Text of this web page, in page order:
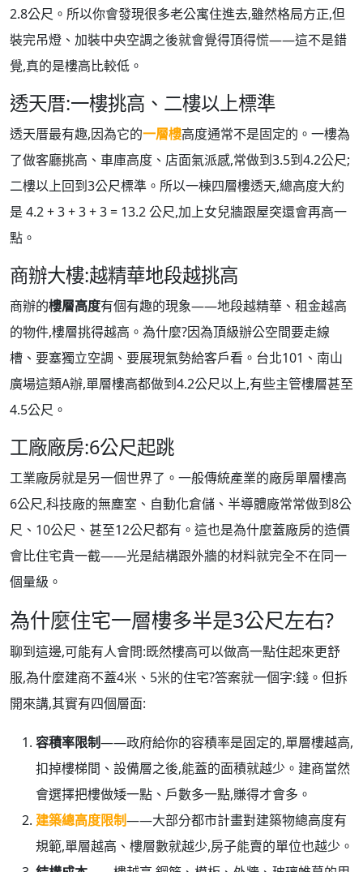
2.8公尺。所以你會發現很多老公寓住進去,雖然格局方正,但
裝完吊燈、加裝中央空調之後就會覺得頂得慌——這不是錯
覺,真的是樓高比較低。
透天厝:一樓挑高、二樓以上標準
透天厝最有趣,因為它的一層樓高度通常不是固定的。一樓為
了做客廳挑高、車庫高度、店面氣派感,常做到3.5到4.2公尺;
二樓以上回到3公尺標準。所以一棟四層樓透天,總高度大約
是 4.2 + 3 + 3 + 3 = 13.2 公尺,加上女兒牆跟屋突還會再高一
點。
商辦大樓:越精華地段越挑高
商辦的樓層高度有個有趣的現象——地段越精華、租金越高
的物件,樓層挑得越高。為什麼?因為頂級辦公空間要走線
槽、要塞獨立空調、要展現氣勢給客戶看。台北101、南山
廣場這類A辦,單層樓高都做到4.2公尺以上,有些主管樓層甚至
4.5公尺。
工廠廠房:6公尺起跳
工業廠房就是另一個世界了。一般傳統產業的廠房單層樓高
6公尺,科技廠的無塵室、自動化倉儲、半導體廠常常做到8公
尺、10公尺、甚至12公尺都有。這也是為什麼蓋廠房的造價
會比住宅貴一截——光是結構跟外牆的材料就完全不在同一
個量級。
為什麼住宅一層樓多半是3公尺左右?
聊到這邊,可能有人會問:既然樓高可以做高一點住起來更舒
服,為什麼建商不蓋4米、5米的住宅?答案就一個字:錢。但拆
開來講,其實有四個層面:
容積率限制——政府給你的容積率是固定的,單層樓越高,
扣掉樓梯間、設備層之後,能蓋的面積就越少。建商當然
會選擇把樓做矮一點、戶數多一點,賺得才會多。
建築總高度限制——大部分都市計畫對建築物總高度有
規範,單層越高、樓層數就越少,房子能賣的單位也越少。